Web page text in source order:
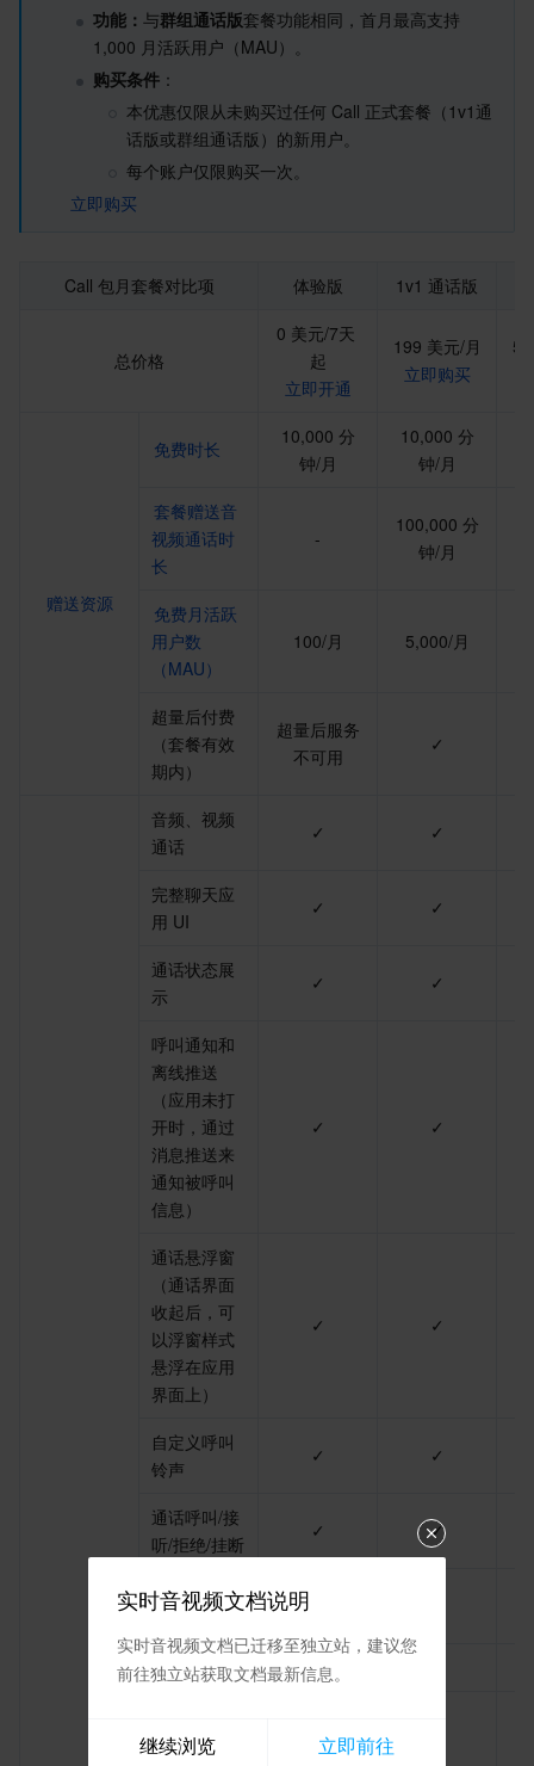
数据开发治理平台 WeData
多模态智能数据湖 TCLake
大模型视频创作引擎
腾讯混元生3D
腾讯混元大模型
消息队列 RocketMQ 版
消息队列 RabbitMQ 版
消息队列 Pulsar 版
消息队列 CMQ 版
实时互动
即时通信 IM
实时音视频
实时互动-工业能源版
媒体传输
媒体处理
视频终端SDK
数智医疗影像平台
云资源自动化 for Terraform
身份识别平台
云顾问 - 混沌演练
地域管理系统
腾讯云代码助手
腾讯云代码分析
腾讯云超级应用服务
云开发 CloudBase
腾讯云可观测平台
应用性能监控
前端性能监控
腾讯云健康看板
云顾问-Tencent RTC 云助手
腾讯云命令行工具
软件产品公告专区
软件产品生命周期公告
腾讯专有云企业版 TCE
腾讯云培训认证
大数据处理套件 TBDS
TencentOS Server
功能： 与群组通话版套餐功能相同，首月最高支持
1,000 月活跃用户（MAU）。
购买条件 ：
本优惠仅限从未购买过任何 Call 正式套餐（1v1通
话版或群组通话版）的新用户。
每个账户仅限购买一次。
立即购买
Call 包月套餐对比项 体验版 1v1 通话版
总价格
0 美元/7天
起
立即开通
199 美元/月
立即购买
赠送资源
免费时长
10,000 分
钟/月
10,000 分
钟/月
套餐赠送音
视频通话时
长
-
100,000 分
钟/月
免费月活跃
用户数
（MAU）
100/月 5,000/月
超量后付费
（套餐有效
期内）
超量后服务
不可用
✓
音频、视频
通话
✓ ✓
完整聊天应
用 UI
✓ ✓
通话状态展
示
✓ ✓
呼叫通知和
离线推送
（应用未打
开时，通过
消息推送来
通知被呼叫
信息）
✓ ✓
通话悬浮窗
（通话界面
收起后，可
以浮窗样式
悬浮在应用
界面上）
✓ ✓
自定义呼叫
铃声
✓ ✓
通话呼叫/接
听/拒绝/挂断
✓ ✓
视频通话切
换语音通话
1v1通话 ✓
人及以下）
实时音视频文档说明
实时音视频文档已迁移至独立站，建议您
前往独立站获取文档最新信息。
立即前往
继续浏览